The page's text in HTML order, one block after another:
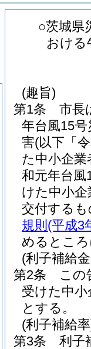
○茨城県
おける
(趣旨)
第1条
市長
年台風15
害(以下「
た中小企
和元年台風
けた中小
交付する
規則 (平成3
めるとこ
(利子補給
第2条
この
受けた中
とする。
(利子補給
第3条
利子